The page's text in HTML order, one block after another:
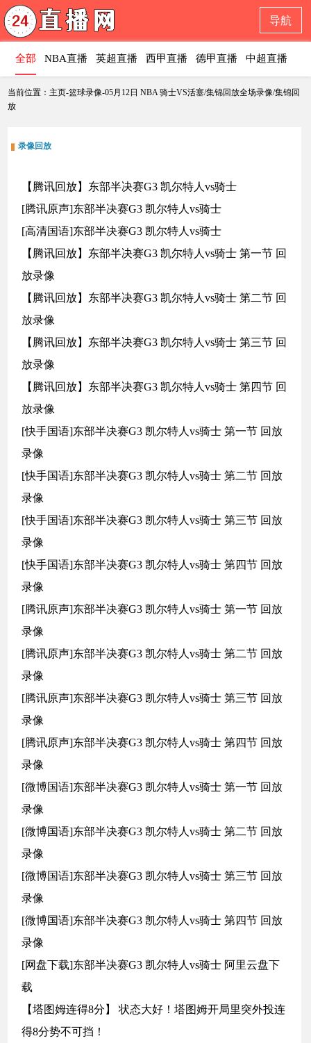
导航
全部 NBA直播 英超直播 西甲直播 德甲直播 中超直播
当前位置：主页-篮球录像-05月12日 NBA 骑士VS活塞/集锦回放全场录像/集锦回
放
录像回放
【腾讯回放】东部半决赛G3 凯尔特人vs骑士
[腾讯原声]东部半决赛G3 凯尔特人vs骑士
[高清国语]东部半决赛G3 凯尔特人vs骑士
【腾讯回放】东部半决赛G3 凯尔特人vs骑士 第一节 回
放录像
【腾讯回放】东部半决赛G3 凯尔特人vs骑士 第二节 回
放录像
【腾讯回放】东部半决赛G3 凯尔特人vs骑士 第三节 回
放录像
【腾讯回放】东部半决赛G3 凯尔特人vs骑士 第四节 回
放录像
[快手国语]东部半决赛G3 凯尔特人vs骑士 第一节 回放
录像
[快手国语]东部半决赛G3 凯尔特人vs骑士 第二节 回放
录像
[快手国语]东部半决赛G3 凯尔特人vs骑士 第三节 回放
录像
[快手国语]东部半决赛G3 凯尔特人vs骑士 第四节 回放
录像
[腾讯原声]东部半决赛G3 凯尔特人vs骑士 第一节 回放
录像
[腾讯原声]东部半决赛G3 凯尔特人vs骑士 第二节 回放
录像
[腾讯原声]东部半决赛G3 凯尔特人vs骑士 第三节 回放
录像
[腾讯原声]东部半决赛G3 凯尔特人vs骑士 第四节 回放
录像
[微博国语]东部半决赛G3 凯尔特人vs骑士 第一节 回放
录像
[微博国语]东部半决赛G3 凯尔特人vs骑士 第二节 回放
录像
[微博国语]东部半决赛G3 凯尔特人vs骑士 第三节 回放
录像
[微博国语]东部半决赛G3 凯尔特人vs骑士 第四节 回放
录像
[网盘下载]东部半决赛G3 凯尔特人vs骑士 阿里云盘下
载
【塔图姆连得8分】 状态大好！塔图姆开局里突外投连
得8分势不可挡！